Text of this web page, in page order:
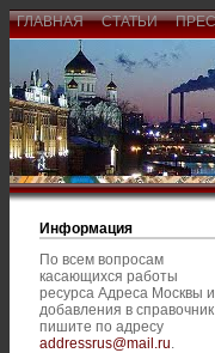
ГЛАВНАЯ СТАТЬИ
Информация
По всем вопросам
касающихся работы
ресурса Адреса Москвы и
добавления в справочник
пишите по адресу
addressrus@mail.ru.